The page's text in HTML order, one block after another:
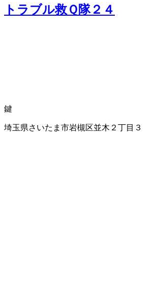
トラブル救Ｑ隊２４
鍵
埼玉県さいたま市岩槻区並木２丁目３